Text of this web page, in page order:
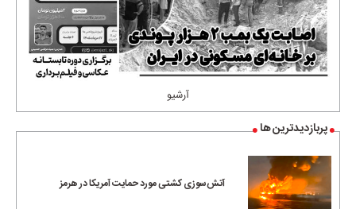
آرشیو
پربازدیدترین ها
آتش‌سوزی کشتی مورد حمایت آمریکا در هرمز